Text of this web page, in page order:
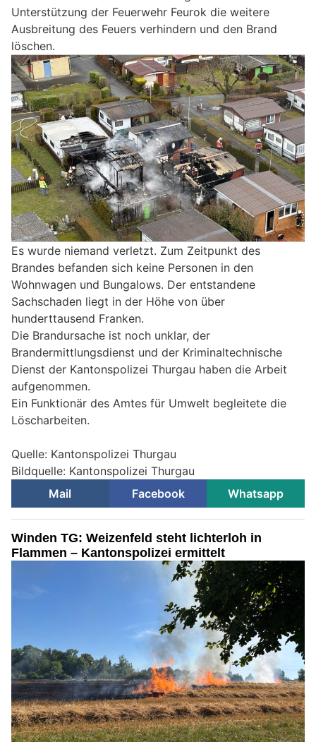
Unterstützung der Feuerwehr Feurok die weitere
Ausbreitung des Feuers verhindern und den Brand
löschen.
Es wurde niemand verletzt. Zum Zeitpunkt des
Brandes befanden sich keine Personen in den
Wohnwagen und Bungalows. Der entstandene
Sachschaden liegt in der Höhe von über
hunderttausend Franken.
Die Brandursache ist noch unklar, der
Brandermittlungsdienst und der Kriminaltechnische
Dienst der Kantonspolizei Thurgau haben die Arbeit
aufgenommen.
Ein Funktionär des Amtes für Umwelt begleitete die
Löscharbeiten.
Quelle: Kantonspolizei Thurgau
Bildquelle: Kantonspolizei Thurgau
Mail
Facebook Whatsapp
Winden TG: Weizenfeld steht lichterloh in
Flammen – Kantonspolizei ermittelt